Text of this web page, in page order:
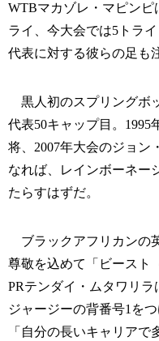
WTBマカゾレ・マピンピ
ライ、今大会では5トラ
代表に対する彼らの足も
黒人初のスプリングボ
代表50キャップ目。1995
将、2007年大会のジョン
なれば、レインボーネー
たらすはずだ。
ブラックアフリカンの
尊敬を込めて「ビースト
PRテンダイ・ムタワリ
ジャージーの背番号1を
「自分の長いキャリア